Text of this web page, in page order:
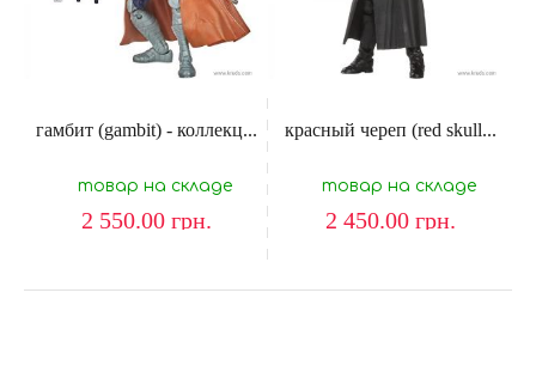
гамбит (gambit) - коллекц...
товар на складе
2 550.00 грн.
красный череп (red skull...
товар на складе
2 450.00 грн.